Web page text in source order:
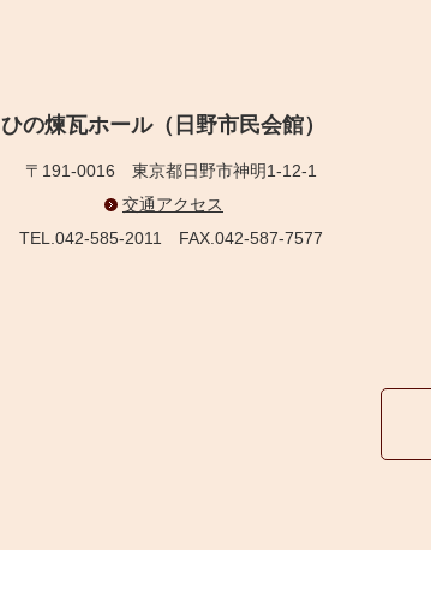
ひの煉瓦ホール（日野市民会館）
〒191-0016 東京都日野市神明1-12-1
交通アクセス
TEL.042-585-2011 FAX.042-587-7577